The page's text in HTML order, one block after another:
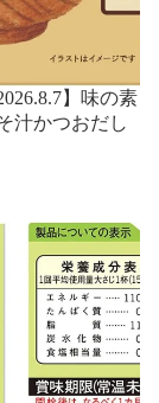
】味の素
汁かつおだし